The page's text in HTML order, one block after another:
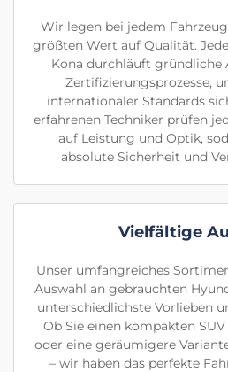
Wir legen bei jedem
größten Wert auf Qualität.
Kona durchläuft gründliche
Zertifizierungsprozesse,
internationaler Standards
erfahrenen Techniker prüfen
auf Leistung und Optik,
absolute Sicherheit und
Vielfältige
Unser umfangreiches
Auswahl an gebrauchten
unterschiedlichste Vorlieben
Ob Sie einen kompakten
oder eine geräumigere
– wir haben das perfekte